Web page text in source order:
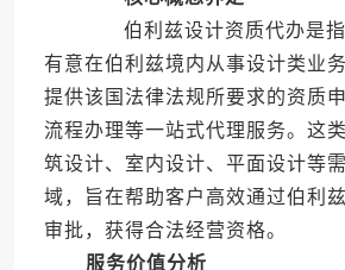
伯利兹设计资质代办是指
有意在伯利兹境内从事设计类业
提供该国法律法规所要求的资质
流程办理等一站式代理服务。这
筑设计、室内设计、平面设计等
域，旨在帮助客户高效通过伯利
审批，获得合法经营资格。
服务价值分析